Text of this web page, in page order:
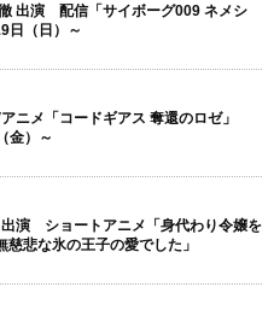
出演 配信「サイボーグ009 ネメシ
日（日）～
ニメ「コードギアス 奪還のロゼ」
金）～
演 ショートアニメ「身代わり令嬢を
慈悲な氷の王子の愛でした」